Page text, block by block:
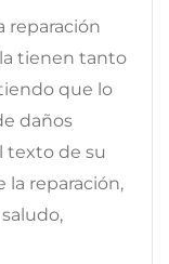
reparación
tienen tanto
que lo
daños
texto de su
la reparación,